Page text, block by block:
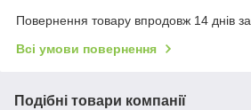
Повернення товару впродовж 14 днів
Всі умови повернення
Подібні товари компанії